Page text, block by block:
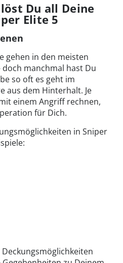
Du all Deine
Elite 5
gehen in den meisten
doch manchmal hast Du
so oft es geht im
aus dem Hinterhalt. Je
einem Angriff rechnen,
für Dich.
in Sniper